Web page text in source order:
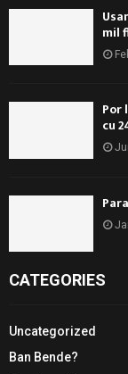
mil
Por
cu
CATEGORIES
Uncategorized
Ban Bende?